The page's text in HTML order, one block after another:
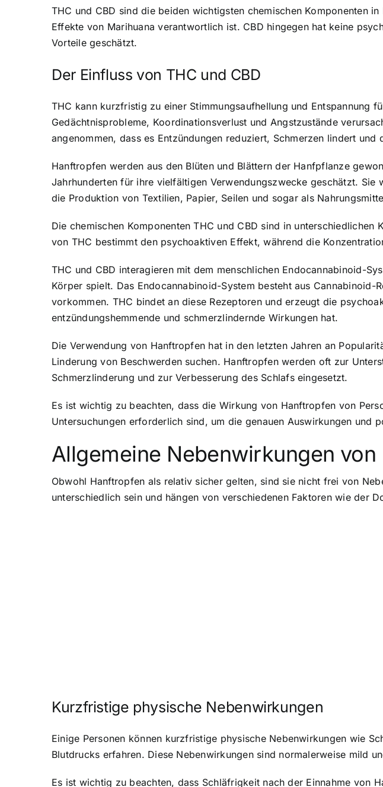
THC und CBD sind die beiden wichtigsten chemischen Komponenten
Effekte von Marihuana verantwortlich ist. CBD hingegen hat keine
Vorteile geschätzt.
Der Einfluss von THC und CBD
THC kann kurzfristig zu einer Stimmungsaufhellung und Entspannung
Gedächtnisprobleme, Koordinationsverlust und Angstzustände
angenommen, dass es Entzündungen reduziert, Schmerzen lindert und
Hanftropfen werden aus den Blüten und Blättern der Hanfpflanze
Jahrhunderten für ihre vielfältigen Verwendungszwecke geschätzt.
die Produktion von Textilien, Papier, Seilen und sogar als
Die chemischen Komponenten THC und CBD sind in
von THC bestimmt den psychoaktiven Effekt, während die
THC und CBD interagieren mit dem menschlichen Endocannabinoid-
Körper spielt. Das Endocannabinoid-System besteht aus
vorkommen. THC bindet an diese Rezeptoren und erzeugt die
entzündungshemmende und schmerzlindernde Wirkungen hat.
Die Verwendung von Hanftropfen hat in den letzten Jahren an
Linderung von Beschwerden suchen. Hanftropfen werden oft zur
Schmerzlinderung und zur Verbesserung des Schlafs eingesetzt.
Es ist wichtig zu beachten, dass die Wirkung von Hanftropfen von
Untersuchungen erforderlich sind, um die genauen Auswirkungen und
Allgemeine Nebenwirkungen
Obwohl Hanftropfen als relativ sicher gelten, sind sie nicht frei von
unterschiedlich sein und hängen von verschiedenen Faktoren wie der
Kurzfristige physische Nebenwirkungen
Einige Personen können kurzfristige physische Nebenwirkungen wie
Blutdrucks erfahren. Diese Nebenwirkungen sind normalerweise mild
Es ist wichtig zu beachten, dass Schläfrigkeit nach der Einnahme von